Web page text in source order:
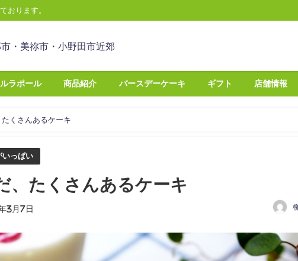
おります。
ラポール 商品紹介 バースデーケーキ ギフト 店舗情報
くさんあるケーキ
いっぱい
、たくさんあるケーキ
3月7日